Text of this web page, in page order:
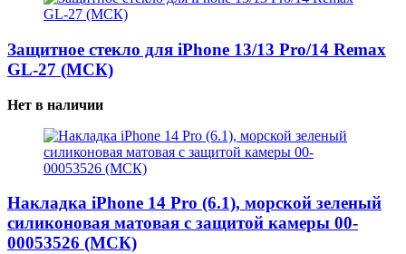
Защитное стекло для iPhone 13/13 Pro/14 Remax
GL-27 (МСК)
Нет в наличии
Накладка iPhone 14 Pro (6.1), морской зеленый
силиконовая матовая с защитой камеры 00-
00053526 (МСК)